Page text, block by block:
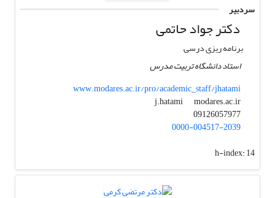
سردبیر
دکتر جواد حاتمی
برنامه ریزی درسی
استاد دانشگاه تربیت مدرس
www.modares.ac.ir/pro/academic_staff/jhatami
j.hatami
modares.ac.ir
09126057977
0000-004517-2039
h-index:14